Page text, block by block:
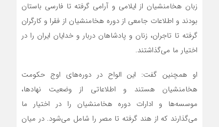
زبان هخامنشیان از ایلامی و آرامی گرفته تا فارسی باستان
بودند و اطلاعات جامعی از دوره هخامنشیان از فقرا و کارگران
گرفته تا تاجران، زنان و پادشاهان دربار و خدایان ایران را در
اختیار ما می‌گذاشتند.
او همچنین گفت: این الواح در دوره‌های اوج حکومت
هخامنشیان هستند و اطلاعاتی از وضعیت نهادها،
موسسه‌ها و ادارات دوره هخامنشیان را در اختیار ما
می‌گذارند که از هند گرفته تا مصر را شامل می‌شود. در میان